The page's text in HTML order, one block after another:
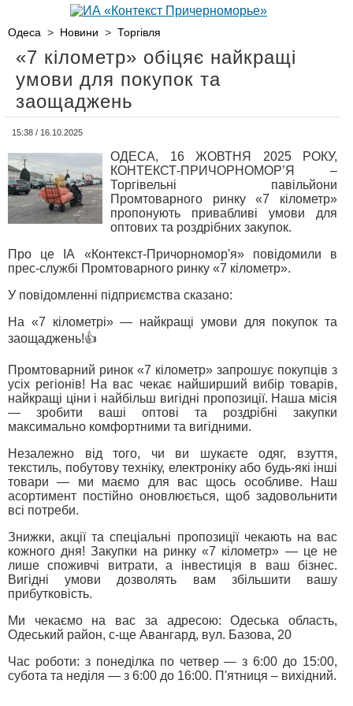
Одеса > Новини > Торгівля
«7 кілометр» обіцяє найкращі
умови для покупок та
заощаджень
15:38 / 16.10.2025
ОДЕСА, 16 ЖОВТНЯ 2025 РОКУ,
КОНТЕКСТ-ПРИЧОРНОМОР’Я –
Торгівельні павільйони
Промтоварного ринку «7 кілометр»
пропонують привабливі умови для
оптових та роздрібних закупок.
Про це ІА «Контекст-Причорномор'я» повідомили в
прес-службі Промтоварного ринку «7 кілометр».
У повідомленні підприємства сказано:
На «7 кілометрі» — найкращі умови для покупок та
заощаджень!👍
Промтоварний ринок «7 кілометр» запрошує покупців з
усіх регіонів! На вас чекає найширший вибір товарів,
найкращі ціни і найбільш вигідні пропозиції. Наша місія
— зробити ваші оптові та роздрібні закупки
максимально комфортними та вигідними.
Незалежно від того, чи ви шукаєте одяг, взуття,
текстиль, побутову техніку, електроніку або будь-які інші
товари — ми маємо для вас щось особливе. Наш
асортимент постійно оновлюється, щоб задовольнити
всі потреби.
Знижки, акції та спеціальні пропозиції чекають на вас
кожного дня! Закупки на ринку «7 кілометр» — це не
лише споживчі витрати, а інвестиція в ваш бізнес.
Вигідні умови дозволять вам збільшити вашу
прибутковість.
Ми чекаємо на вас за адресою: Одеська область,
Одеський район, с-ще Авангард, вул. Базова, 20
Час роботи: з понеділка по четвер — з 6:00 до 15:00,
субота та неділя — з 6:00 до 16:00. П'ятниця – вихідний.